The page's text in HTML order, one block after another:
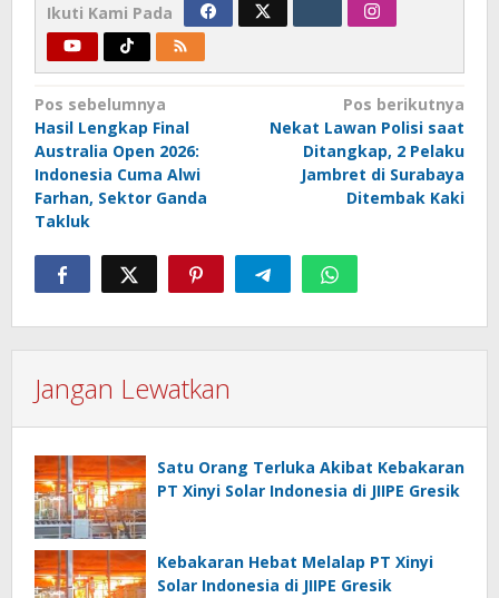
Ikuti Kami Pada
Navigasi
pos
Pos sebelumnya
Hasil Lengkap Final
Australia Open 2026:
Indonesia Cuma Alwi
Farhan, Sektor Ganda
Takluk
Pos berikutnya
Nekat Lawan Polisi saat
Ditangkap, 2 Pelaku
Jambret di Surabaya
Ditembak Kaki
Jangan Lewatkan
Satu Orang Terluka Akibat Kebakaran
PT Xinyi Solar Indonesia di JIIPE Gresik
Kebakaran Hebat Melalap PT Xinyi
Solar Indonesia di JIIPE Gresik